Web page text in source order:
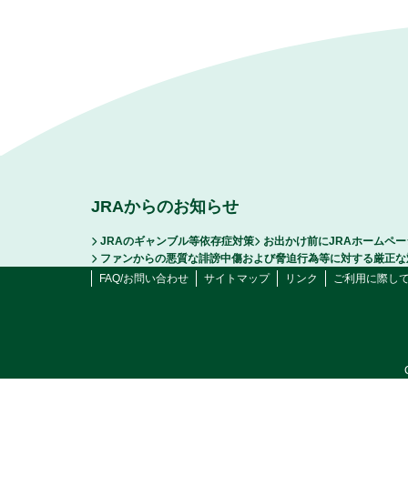
JRAからのお知らせ
JRAのギャンブル等依存症対策
お出かけ前にJRAホームペ
ファンからの悪質な誹謗中傷および脅迫行為等に対する厳正
FAQ/お問い合わせ
サイトマップ リンク ご利用に際し